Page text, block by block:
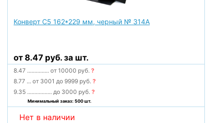
Конверт С5 162*229 мм, черный № 314А
от 8.47 руб. за шт.
8.47 ............... от 10000 руб.?
8.77 ... от 3001 до 9999 руб.?
9.35 ................. до 3000 руб.?
Минимальный заказ: 500 шт.
Нет в наличии